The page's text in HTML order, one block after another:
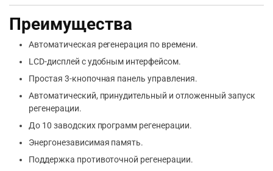
Преимущества
Автоматическая регенерация по времени.
LCD-дисплей с удобным интерфейсом.
Простая 3-кнопочная панель управления.
Автоматический, принудительный и отложенный запуск
регенерации.
До 10 заводских программ регенерации.
Энергонезависимая память.
Поддержка противоточной регенерации.